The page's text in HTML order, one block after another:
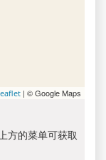
| © Google Maps
方的菜单可获取